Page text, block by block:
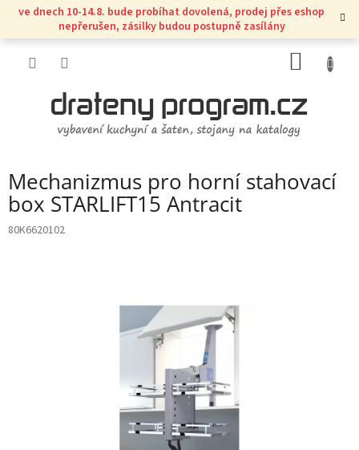
Přejít
obsah
ve dnech 10-14.8. bude probíhat dovolená, prodej přes eshop
nepřerušen, zásilky budou postupně zasílány
KOŠÍK
Mechanizmus pro horní stahovací
box STARLIFT15 Antracit
80K6620102